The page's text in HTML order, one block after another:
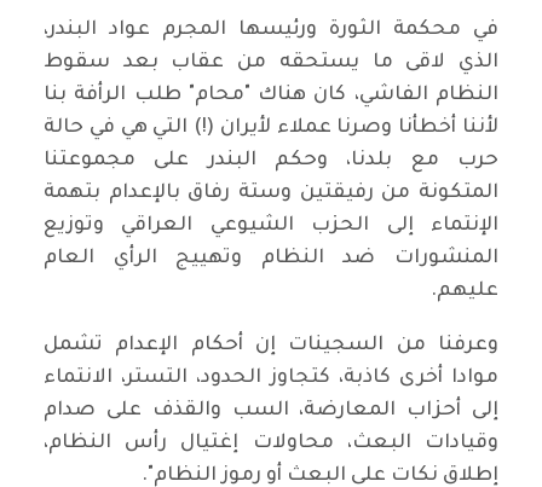
في محكمة الثورة ورئيسها المجرم عواد البندر،
الذي لاقى ما يستحقه من عقاب بعد سقوط
النظام الفاشي، كان هناك "محام" طلب الرأفة بنا
لأننا أخطأنا وصرنا عملاء لأيران (!) التي هي في حالة
حرب مع بلدنا، وحكم البندر على مجموعتنا
المتكونة من رفيقتين وستة رفاق بالإعدام بتهمة
الإنتماء إلى الحزب الشيوعي العراقي وتوزيع
المنشورات ضد النظام وتهييج الرأي العام
عليهم.
وعرفنا من السجينات إن أحكام الإعدام تشمل
موادا أخرى كاذبة، كتجاوز الحدود، التستر، الانتماء
إلى أحزاب المعارضة، السب والقذف على صدام
وقيادات البعث، محاولات إغتيال رأس النظام،
إطلاق نكات على البعث أو رموز النظام".